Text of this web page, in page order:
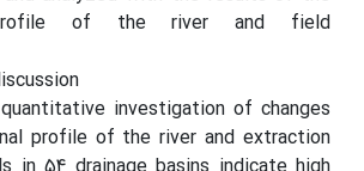
profile of the river and field
investigation of changes
profile of the river and extraction